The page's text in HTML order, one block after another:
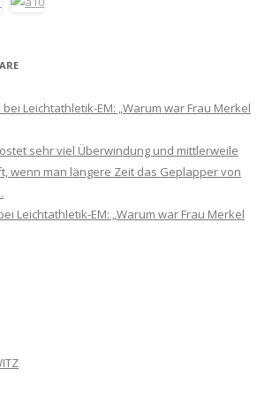
bei Leichtathletik-EM: „Warum war Frau Merkel
sehr viel Überwindung und mittlerweile
wenn man längere Zeit das Geplapper von
Leichtathletik-EM: „Warum war Frau Merkel